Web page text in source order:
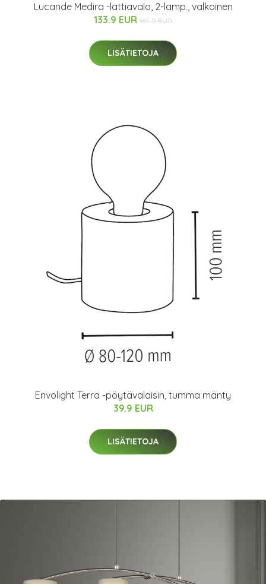
Lucande Medira -lattiavalo, 2-lamp., valkoinen
133.9 EUR 165.9 EUR
LISÄTIETOJA
Envolight Terra -pöytävalaisin, tumma mänty
39.9 EUR
LISÄTIETOJA